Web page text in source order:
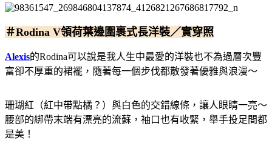
＃Rodina V領荷葉邊圍裹式長洋裝／實穿照
Alexis的Rodina可以說是我人生中最愛的洋裝也不為過層次豐
富卻不厚重的裙襬，隨著每一個步伐都散發著優雅與浪漫～
珊瑚紅（紅中帶點橘？）與白色的交錯線條，讓人眼睛一亮～
腰部的綁帶末端有漂亮的流蘇，袖口也有收緊，舉手投足間都
是美！